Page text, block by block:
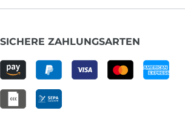
SICHERE ZAHLUNGSARTEN